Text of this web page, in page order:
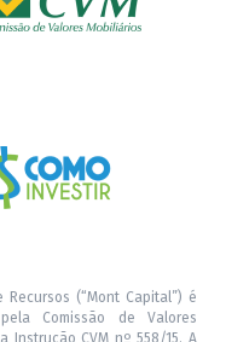
(“Mont Capital”) é
Comissão de Valores
Instrução CVM nº 558/15. A